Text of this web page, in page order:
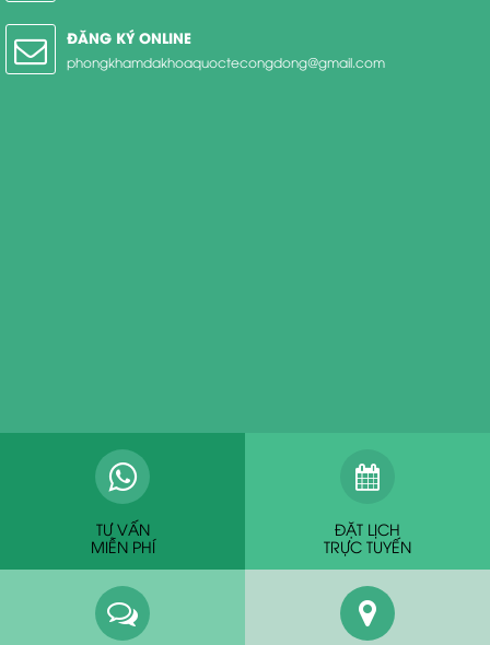
ĐĂNG KÝ ONLINE
phongkhamdakhoaquoctecongdong@gmail.com
TƯ VẤN
MIỄN PHÍ
ĐẶT LỊCH
TRỰC TUYẾN